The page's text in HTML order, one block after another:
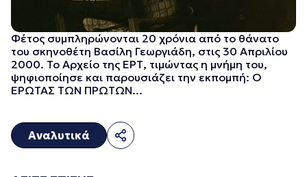
Φέτος συμπληρώνονται 20 χρόνια από το θάνατο
του σκηνοθέτη Βασίλη Γεωργιάδη, στις 30 Απριλίου
2000. Το Αρχείο της ΕΡΤ, τιμώντας η μνήμη του,
ψηφιοποίησε και παρουσιάζει την εκπομπή: Ο
ΕΡΩΤΑΣ ΤΩΝ ΠΡΩΤΩΝ...
Αναλυτικά